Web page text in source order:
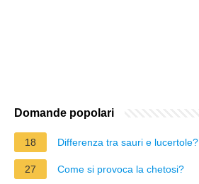
Domande popolari
18 Differenza tra sauri e lucertole?
27 Come si provoca la chetosi?